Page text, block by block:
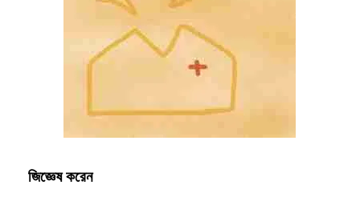
জিজ্ঞেষ করেন